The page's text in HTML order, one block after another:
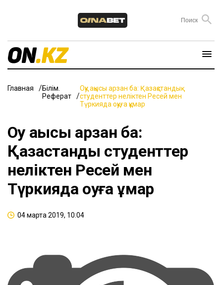
Главная
Білім.
Реферат
Оқу ақысы арзан ба: Қазақстандық
студенттер неліктен Ресей мен
Түркияда оқуға құмар
Оқу ақысы арзан ба:
Қазақстандық студенттер
неліктен Ресей мен
Түркияда оқуға құмар
04 марта 2019, 10:04